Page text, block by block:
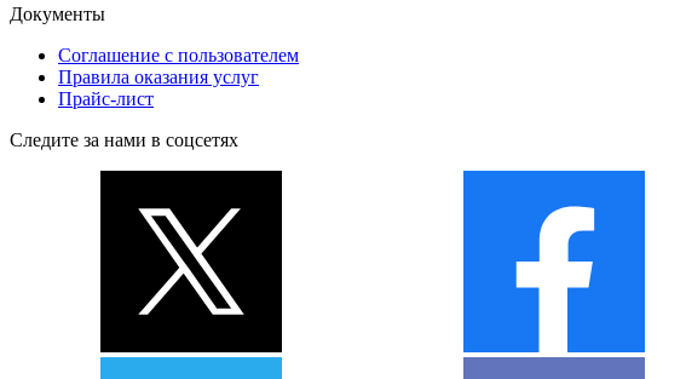
Документы
Соглашение с пользователем
Правила оказания услуг
Прайс-лист
Следите за нами в соцсетях